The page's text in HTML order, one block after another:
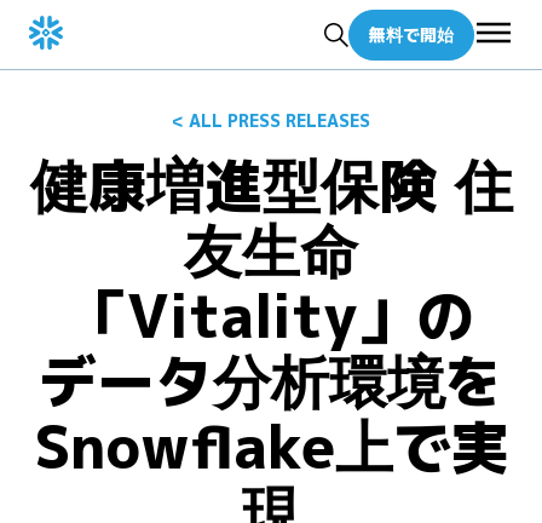
無料で開始
< ALL PRESS RELEASES
健康増進型保険 住
友生命
「Vitality」の
データ分析環境を
Snowflake上で実